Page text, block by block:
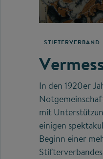
STIFTERVERBAND
In den 1920er
mit
einigen
Beginn einer